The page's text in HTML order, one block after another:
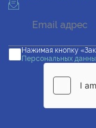
Нажимая кнопку
Персональных